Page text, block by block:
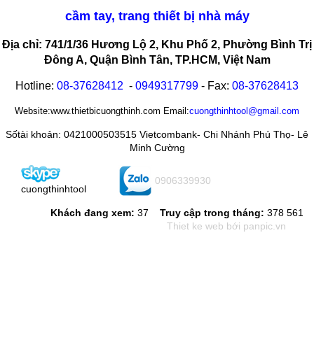
cầm tay, trang thiết bị nhà máy
Địa chỉ: 741/1/36 Hương Lộ 2, Khu Phố 2, Phường Bình Trị
Đông A, Quận Bình Tân, TP.HCM, Việt Nam
Hotline: 08-37628412 - 0949317799 - Fax: 08-37628413
Website:www.thietbicuongthinh.com Email:cuongthinhtool@gmail.com
Sốtài khoản: 0421000503515 Vietcombank- Chi Nhánh Phú Thọ- Lê
Minh Cường
cuongthinhtool
0906339930
Khách đang xem: 37 Truy cập trong tháng: 378 561
Thiet ke web bới panpic.vn